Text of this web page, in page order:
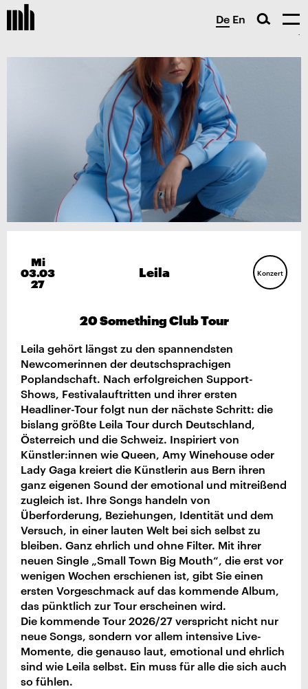
De En
Mi
03.03
27
Leila Konzert
20 Something Club Tour
Leila gehört längst zu den spannendsten
Newcomerinnen der deutschsprachigen
Poplandschaft. Nach erfolgreichen Support-
Shows, Festivalauftritten und ihrer ersten
Headliner-Tour folgt nun der nächste Schritt: die
bislang größte Leila Tour durch Deutschland,
Österreich und die Schweiz. Inspiriert von
Künstler:innen wie Queen, Amy Winehouse oder
Lady Gaga kreiert die Künstlerin aus Bern ihren
ganz eigenen Sound der emotional und mitreißend
zugleich ist. Ihre Songs handeln von
Überforderung, Beziehungen, Identität und dem
Versuch, in einer lauten Welt bei sich selbst zu
bleiben. Ganz ehrlich und ohne Filter. Mit ihrer
neuen Single „Small Town Big Mouth“, die erst vor
wenigen Wochen erschienen ist, gibt Sie einen
ersten Vorgeschmack auf das kommende Album,
das pünktlich zur Tour erscheinen wird.
Die kommende Tour 2026/27 verspricht nicht nur
neue Songs, sondern vor allem intensive Live-
Momente, die genauso laut, emotional und ehrlich
sind wie Leila selbst. Ein muss für alle die sich auch
so fühlen.